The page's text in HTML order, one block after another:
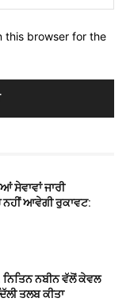
this browser for the
ਸੇਵਾਵਾਂ ਜਾਰੀ
ਨਹੀਂ ਆਵੇਗੀ ਰੁਕਾਵਟ:
ਨਿਤਿਨ ਨਬੀਨ ਵੱਲੋਂ ਕੇਵਲ
ਤਲਬ ਕੀਤਾ